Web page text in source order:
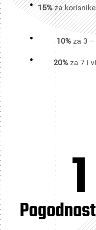
15%za
10% za 3
20% za 7 i
Pogodnost